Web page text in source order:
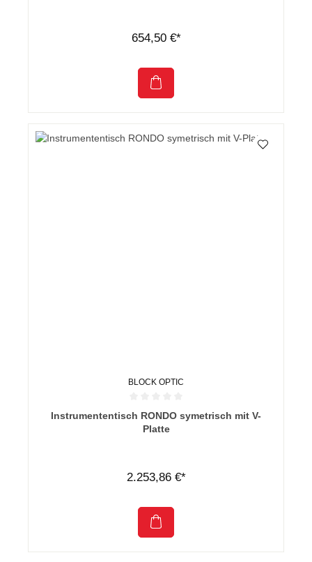
654,50 €*
BLOCK OPTIC
Durchschnittliche Bewertung von 0 von 5 Sternen
Instrumententisch RONDO symetrisch mit V-
Platte
2.253,86 €*